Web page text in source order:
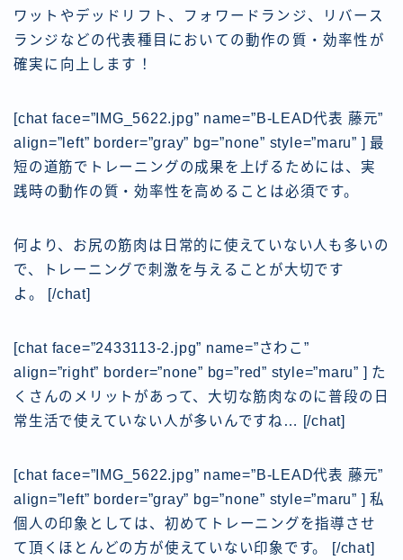
ワットやデッドリフト、フォワードランジ、リバース
ランジなどの代表種目においての動作の質・効率性が
確実に向上します！
[chat face=”IMG_5622.jpg” name=”B-LEAD代表 藤元”
align=”left” border=”gray” bg=”none” style=”maru” ] 最
短の道筋でトレーニングの成果を上げるためには、実
践時の動作の質・効率性を高めることは必須です。
何より、お尻の筋肉は日常的に使えていない人も多いの
で、トレーニングで刺激を与えることが大切です
よ。
[/chat]
[chat face=”2433113-2.jpg” name=”さわこ”
align=”right” border=”none” bg=”red” style=”maru” ] た
くさんのメリットがあって、大切な筋肉なのに普段の日
常生活で使えていない人が多いんですね… [/chat]
[chat face=”IMG_5622.jpg” name=”B-LEAD代表 藤元”
align=”left” border=”gray” bg=”none” style=”maru” ] 私
個人の印象としては、初めてトレーニングを指導させ
て頂くほとんどの方が使えていない印象です。
[/chat]